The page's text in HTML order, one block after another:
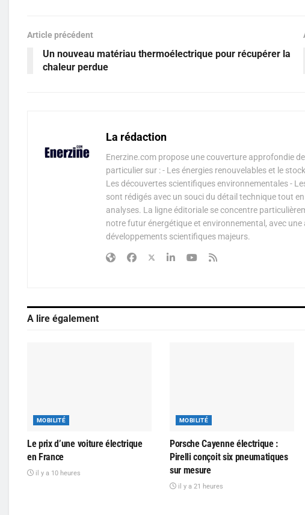
Article précédent
Un nouveau matériau thermoélectrique pour récupérer la
chaleur perdue
La rédaction
Enerzine.com propose une couverture approfondie
particulier sur : - Les énergies renouvelables et le
Les découvertes scientifiques environnementales -
sont rédigés avec un souci du détail technique tout
analyses. La ligne éditoriale se concentre
notre futur énergétique et environnemental, avec
développements scientifiques majeurs.
A lire également
MOBILITÉ
Le prix d’une voiture électrique
en France
il y a 10 heures
MOBILITÉ
Porsche Cayenne électrique :
Pirelli conçoit six pneumatiques
sur mesure
il y a 21 heures